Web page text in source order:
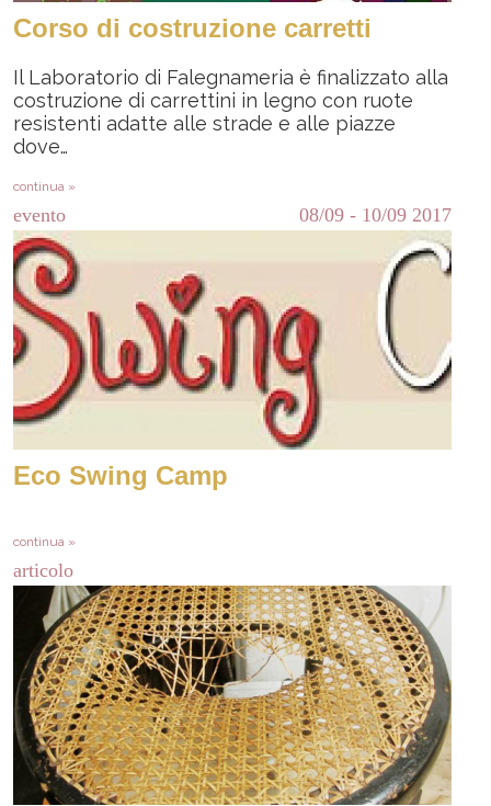
Corso di costruzione carretti
Il Laboratorio di Falegnameria è finalizzato alla
costruzione di carrettini in legno con ruote
resistenti adatte alle strade e alle piazze
dove…
continua »
evento 08/09 - 10/09 2017
Eco Swing Camp
continua »
articolo